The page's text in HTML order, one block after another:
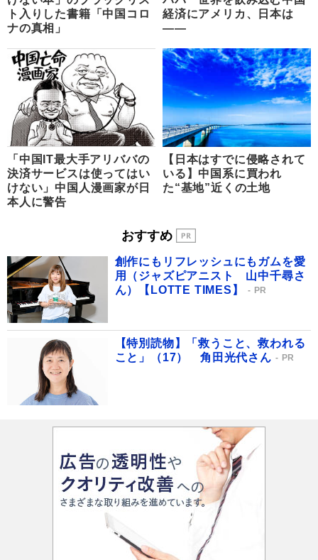
ト入りした書籍「中国コロ
ナの真相」
経済にアメリカ、日本は
――
「中国IT最大手アリババの
決済サービスは使ってはい
けない」中国人漫画家が日
本人に警告
【日本はすでに侵略されて
いる】中国系に買われ
た“基地”近くの土地
おすすめ
創作にもリフレッシュにもガムを愛
用（ジャズピアニスト 山中千尋さ
ん）【LOTTE TIMES】
PR
【特別読物】「救うこと、救われる
こと」（17） 角田光代さん
PR